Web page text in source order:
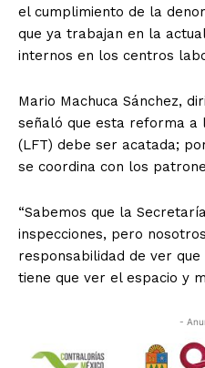
el cumplimiento de la
que ya trabajan en la
internos en los centros
Mario Machuca Sánchez,
señaló que esta reforma a
(LFT) debe ser acatada;
se coordina con los
“Sabemos que la
inspecciones, pero
responsabilidad de ver
tiene que ver el espacio y
-